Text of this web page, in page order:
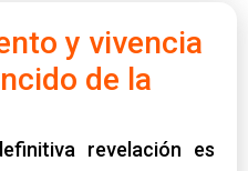
y vivencia
de la
revelación es